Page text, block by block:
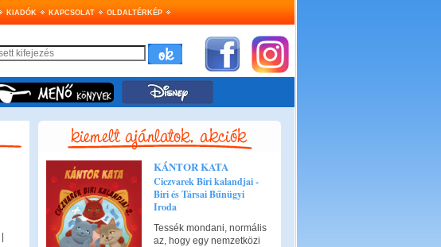
KIADÓK KAPCSOLAT OLDALTÉRKÉP
KÁNTOR KATA
Ciczvarek Biri kalandjai -
Biri és Társai Bűnügyi
Iroda
Tessék mondani, normális
az, hogy egy nemzetközi